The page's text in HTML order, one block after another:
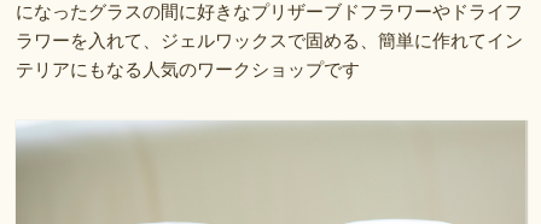
になったグラスの間に好きなプリザーブドフラワーやドライフ
ラワーを入れて、ジェルワックスで固める、簡単に作れてイン
テリアにもなる人気のワークショップです